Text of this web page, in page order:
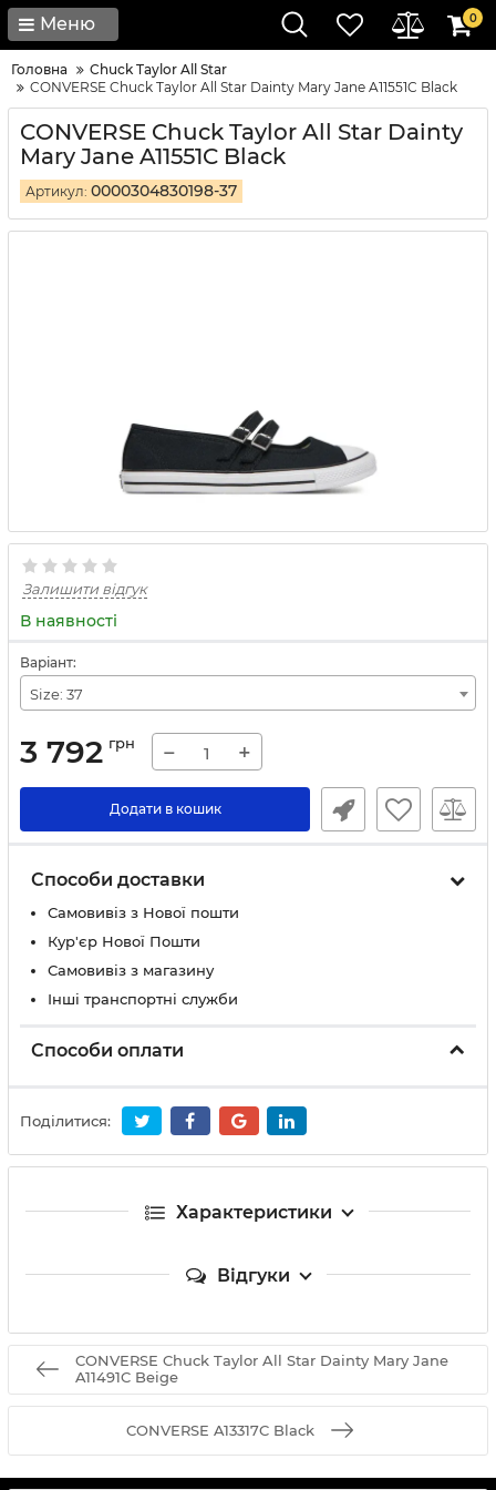
Меню 0
Головна
Chuck Taylor All Star
CONVERSE Chuck Taylor All Star Dainty Mary Jane A11551C Black
CONVERSE Chuck Taylor All Star Dainty
Mary Jane A11551C Black
Артикул: 0000304830198-37
Залишити відгук
В наявності
Варіант:
Size: 37
3 792 грн − +
Додати в кошик
Способи доставки
Самовивіз з Нової пошти
Кур'єр Нової Пошти
Самовивіз з магазину
Інші транспортні служби
Способи оплати
Поділитися:
Характеристики
Відгуки
CONVERSE Chuck Taylor All Star Dainty Mary Jane
A11491C Beige
CONVERSE A13317C Black